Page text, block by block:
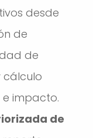
desde
de
de
cálculo
impacto.
de